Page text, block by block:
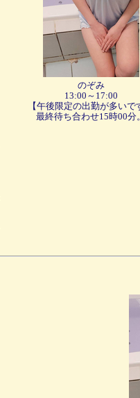
のぞみ
13:00～17:00
【午後限定の出勤が多いで
最終待ち合わせ15時00分